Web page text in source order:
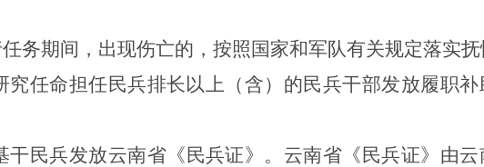
务期间，出现伤亡的，按照国家和军队有关规定落实抚
究任命担任民兵排长以上（含）的民兵干部发放履职
干民兵发放云南省 《 民兵证》。 云南省 《 民兵证》 由